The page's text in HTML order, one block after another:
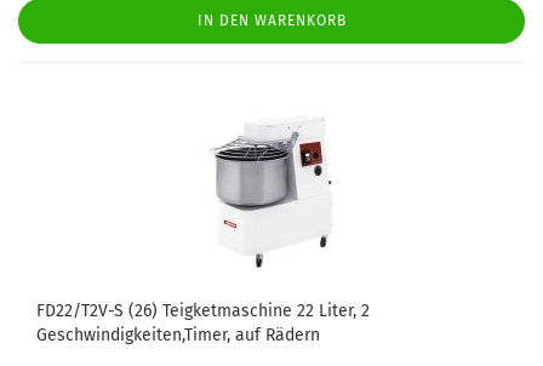
IN DEN WARENKORB
FD22/T2V-S (26) Teigketmaschine 22 Liter, 2
Geschwindigkeiten,Timer, auf Rädern